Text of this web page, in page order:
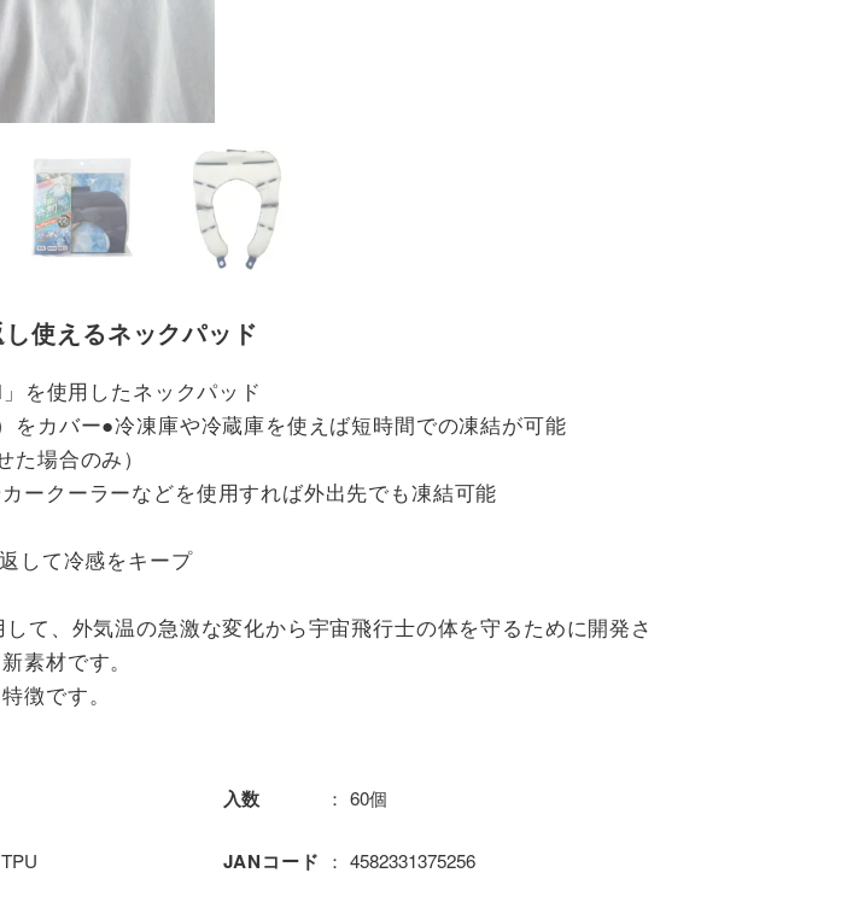
使えるネックパッド
を使用したネックパッド
をカバー●冷凍庫や冷蔵庫を使えば短時間での凍結が可能
場合のみ）
ークーラーなどを使用すれば外出先でも凍結可能
して冷感をキープ
て、外気温の急激な変化から宇宙飛行士の体を守るために開発さ
素材です。
徴です。
入数 60個
JANコード 4582331375256